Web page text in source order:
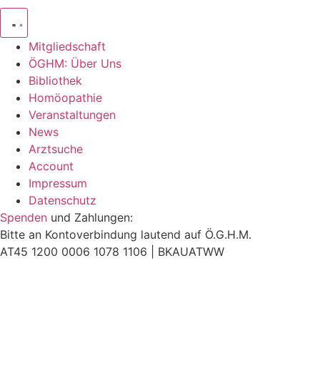
Mitgliedschaft
ÖGHM: Über Uns
Bibliothek
Homöopathie
Veranstaltungen
News
Arztsuche
Account
Impressum
Datenschutz
Spenden und Zahlungen:
Bitte an Kontoverbindung lautend auf Ö.G.H.M.
AT45 1200 0006 1078 1106 | BKAUATWW